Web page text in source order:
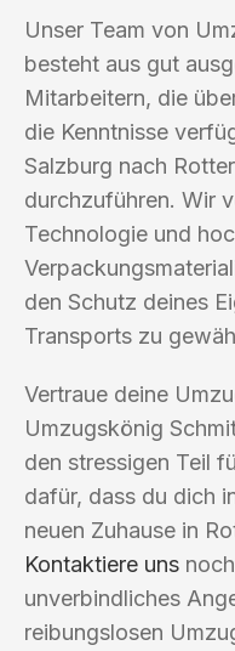
Unser Team von
besteht aus gut
Mitarbeitern, die
die Kenntnisse
Salzburg nach
durchzuführen. Wir
Technologie und
den Schutz deines
Transports zu
Vertraue deine
Umzugskönig
den stressigen Teil
dafür, dass du dich
neuen Zuhause in
Kontaktiere uns
unverbindliches
reibungslosen